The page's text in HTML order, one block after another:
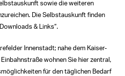
sowie die weiteren
Die Selbstauskunft finden
& Links“.
Innenstadt; nahe dem Kaiser-
wohnen Sie hier zentral,
für den täglichen Bedarf